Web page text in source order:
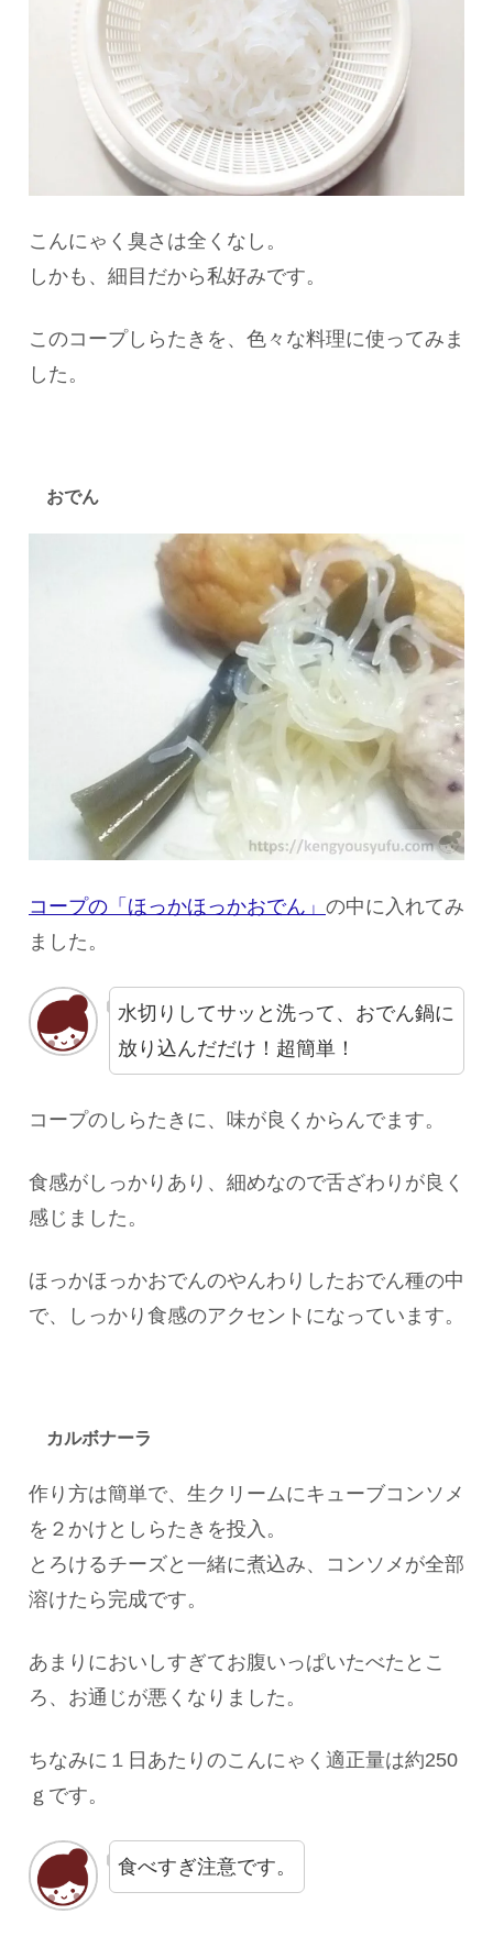
こんにゃく臭さは全くなし。
しかも、細目だから私好みです。
このコープしらたきを、色々な料理に使ってみま
した。
おでん
コープの「ほっかほっかおでん」 の中に入れてみ
ました。
水切りしてサッと洗って、おでん鍋に
放り込んだだけ！超簡単！
コープのしらたきに、味が良くからんでます。
食感がしっかりあり、細めなので舌ざわりが良く
感じました。
ほっかほっかおでんのやんわりしたおでん種の中
で、しっかり食感のアクセントになっています。
カルボナーラ
作り方は簡単で、生クリームにキューブコンソメ
を２かけとしらたきを投入。
とろけるチーズと一緒に煮込み、コンソメが全部
溶けたら完成です。
あまりにおいしすぎてお腹いっぱいたべたとこ
ろ、お通じが悪くなりました。
ちなみに１日あたりのこんにゃく適正量は約250
ｇです。
食べすぎ注意です。